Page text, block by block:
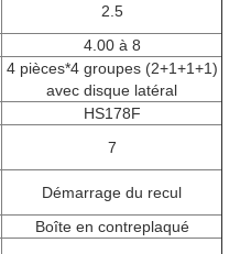
2.5
4.00 à 8
4 pièces*4 groupes (2+1+1+1)
avec disque latéral
HS178F
7
Démarrage du recul
Boîte en contreplaqué